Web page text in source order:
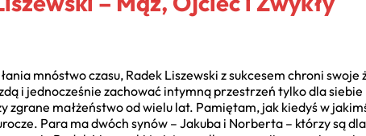
mnóstwo czasu, Radek Liszewski z sukcesem chroni swoje
i jednocześnie zachować intymną przestrzeń tylko dla siebie
małżeństwo od wielu lat. Pamiętam, jak kiedyś w
Para ma dwóch synów – Jakuba i Norberta – którzy są